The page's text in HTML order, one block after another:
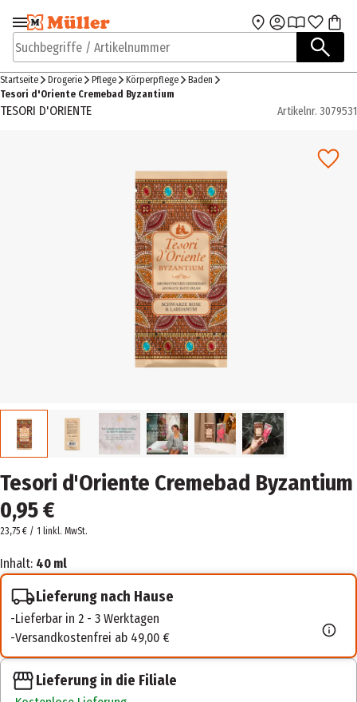
Zur Navigation
springen
Zum Hauptinhalt
Suchbegriffe / Artikelnummer
Startseite Drogerie Pflege Körperpflege
Baden
Tesori d'Oriente Cremebad Byzantium
TESORI D'ORIENTE Artikelnr. 3079531
Tesori d'Oriente Cremebad Byzantium
0,95 €
23,75 € / 1 linkl. MwSt.
Inhalt: 40 ml
Lieferung nach Hause
Lieferbar in 2 - 3 Werktagen
Versandkostenfrei ab 49,00 €
Lieferung in die Filiale